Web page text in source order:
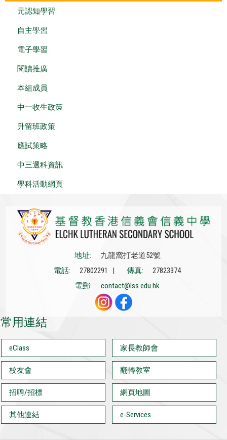
元認知學習
自主學習
電子學習
閱讀推廣
本組成員
中一收生政策
升留班政策
應試策略
中三選科資訊
學科活動網頁
地址:
九龍窩打老道52號
電話:
27802291 | 傳真:
27823374
電郵:
contact@lss.edu.hk
常用連結
eClass 家長教師會
校友會 翻轉教室
招聘/招標 網頁地圖
其他連結 e-Services